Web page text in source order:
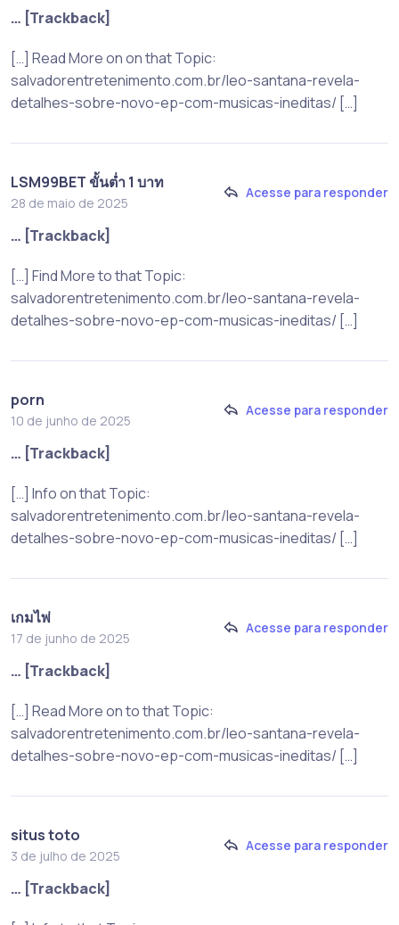
… [Trackback]
[…] Read More on on that Topic:
salvadorentretenimento.com.br/leo-santana-revela-
detalhes-sobre-novo-ep-com-musicas-ineditas/ […]
LSM99BET ขั้นต่ำ 1 บาท
28 de maio de 2025
Acesse para responder
… [Trackback]
[…] Find More to that Topic:
salvadorentretenimento.com.br/leo-santana-revela-
detalhes-sobre-novo-ep-com-musicas-ineditas/ […]
porn
10 de junho de 2025
Acesse para responder
… [Trackback]
[…] Info on that Topic:
salvadorentretenimento.com.br/leo-santana-revela-
detalhes-sobre-novo-ep-com-musicas-ineditas/ […]
เกมไพ่
17 de junho de 2025
Acesse para responder
… [Trackback]
[…] Read More on to that Topic:
salvadorentretenimento.com.br/leo-santana-revela-
detalhes-sobre-novo-ep-com-musicas-ineditas/ […]
situs toto
3 de julho de 2025
Acesse para responder
… [Trackback]